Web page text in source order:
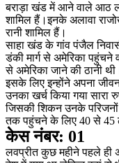
बराड़ा खंड में आने वाले आठ
शामिल हैं।इनके अलावा
रानी शामिल हैं।
साहा खंड के गांव पंजैल
डंकी मार्ग से अमेरिका पहुंचने
से अमेरिका जाने की ठानी
इसके लिए इन्होंने अपना
उनका खर्च किया गया सारा
जिसकी शिकन उनके परिजनों
तक पहुंचने के लिए 40 से 45
केस नंबर: 01
लवप्रीत कुछ महीने पहले ही